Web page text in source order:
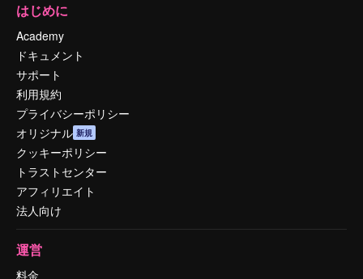
はじめに
Academy
ドキュメント
サポート
利用規約
プライバシーポリシー
オリジナル 新規
クッキーポリシー
トラストセンター
アフィリエイト
法人向け
運営
料金